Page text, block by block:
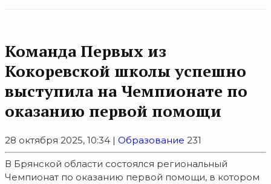
Команда Первых из
Кокоревской школы успешно
выступила на Чемпионате по
оказанию первой помощи
28 октября 2025, 10:34 | Образование 231
В Брянской области состоялся региональный
Чемпионат по оказанию первой помощи, в котором